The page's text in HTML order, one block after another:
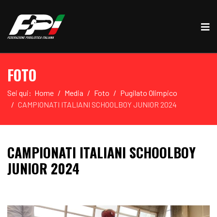
FOTO
Sei qui: Home Media Foto
Pugilato Olimpico
CAMPIONATI ITALIANI SCHOOLBOY JUNIOR 2024
CAMPIONATI ITALIANI SCHOOLBOY
JUNIOR 2024